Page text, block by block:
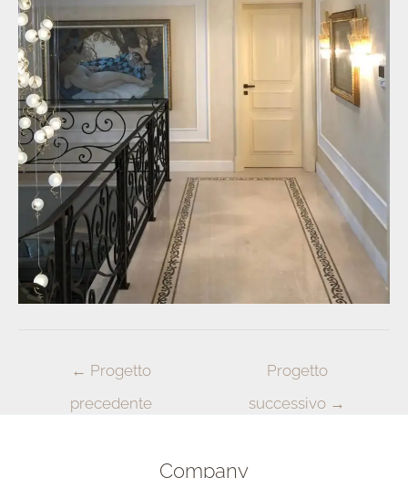
Navigazione
← Progetto
precedente
Progetto
successivo →
Company